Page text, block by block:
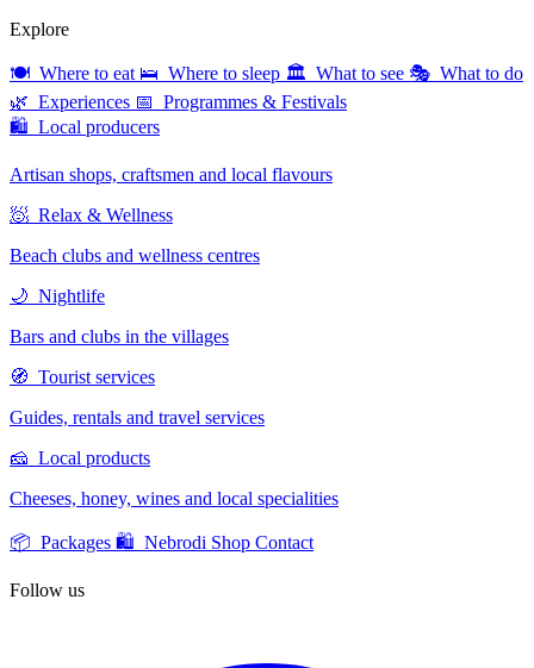
Explore
🍽 Where to eat 🛌 Where to sleep 🏛 What to see 🎭 What to do
🌿 Experiences 📅 Programmes & Festivals
🛍 Local producers
Artisan shops, craftsmen and local flavours
🧖 Relax & Wellness
Beach clubs and wellness centres
🌙 Nightlife
Bars and clubs in the villages
🧭 Tourist services
Guides, rentals and travel services
🧀 Local products
Cheeses, honey, wines and local specialities
📦 Packages 🛍️ Nebrodi Shop Contact
Follow us